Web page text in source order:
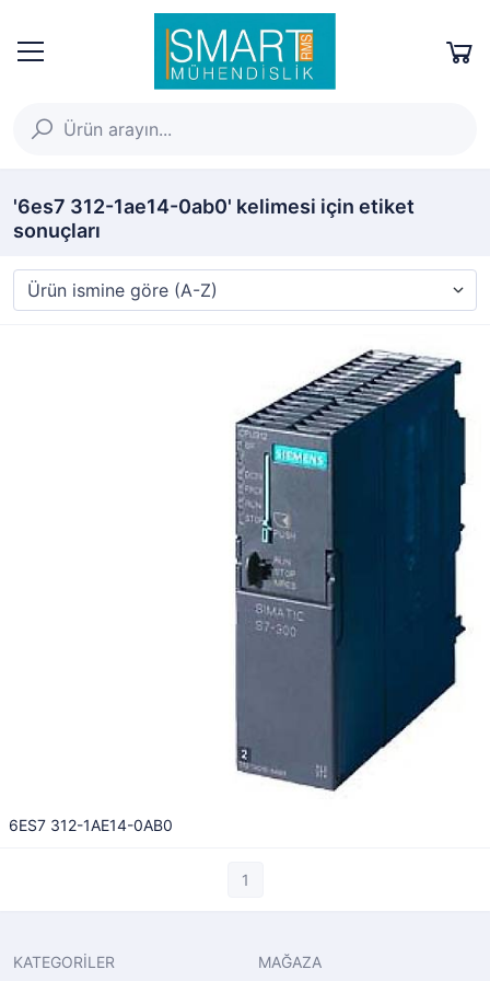
'6es7 312-1ae14-0ab0' kelimesi için etiket
sonuçları
6ES7 312-1AE14-0AB0
1
KATEGORİLER MAĞAZA